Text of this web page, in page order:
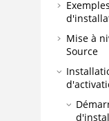
Mise à
Source